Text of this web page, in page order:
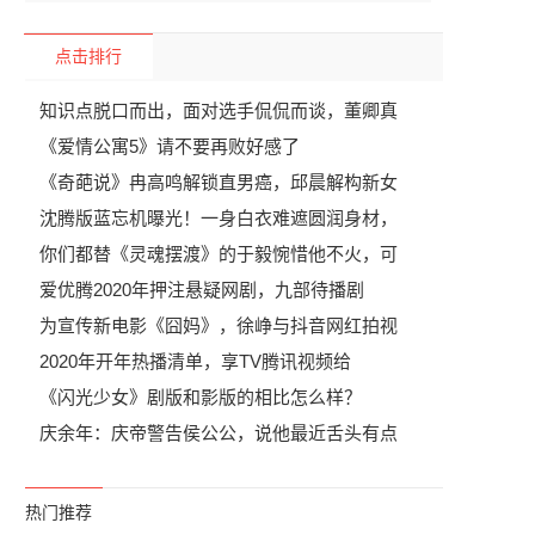
点击排行
知识点脱口而出，面对选手侃侃而谈，董卿真
《爱情公寓5》请不要再败好感了
《奇葩说》冉高鸣解锁直男癌，邱晨解构新女
沈腾版蓝忘机曝光！一身白衣难遮圆润身材，
你们都替《灵魂摆渡》的于毅惋惜他不火，可
爱优腾2020年押注悬疑网剧，九部待播剧
为宣传新电影《囧妈》，徐峥与抖音网红拍视
2020年开年热播清单，享TV腾讯视频给
《闪光少女》剧版和影版的相比怎么样？
庆余年：庆帝警告侯公公，说他最近舌头有点
热门推荐